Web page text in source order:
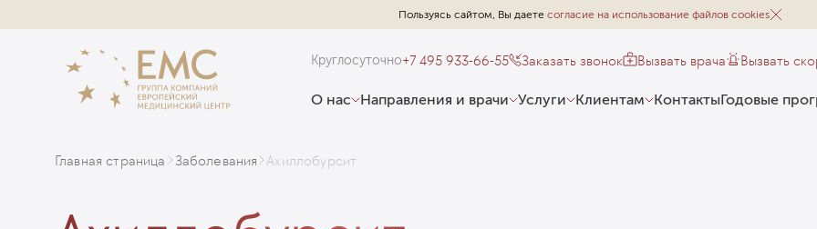
Пользуясь сайтом, Вы даете согласие на использование файлов cookies
Круглосуточно+7 495 933-66-55 Заказать звонок Вызвать врача Вызвать
О нас Направления и врачи Услуги Клиентам КонтактыГодовые
Главная страница Заболевания Ахиллобурсит